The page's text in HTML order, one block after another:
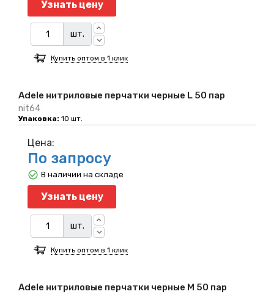
Adele нитриловые перчатки черные L 50 пар
nit64
Упаковка: 10 шт.
Узнать цену
шт.
Купить оптом в 1 клик
Adele нитриловые перчатки черные M 50 пар
Цена:
По запросу
Узнать цену
шт.
В наличии на складе
Купить оптом в 1 клик